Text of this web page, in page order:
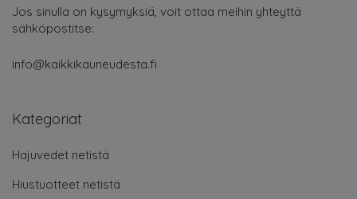
Jos sinulla on kysymyksiä, voit ottaa meihin yhteyttä
sähköpostitse:
info@kaikkikauneudesta.fi
Kategoriat
Hajuvedet netistä
Hiustuotteet netistä